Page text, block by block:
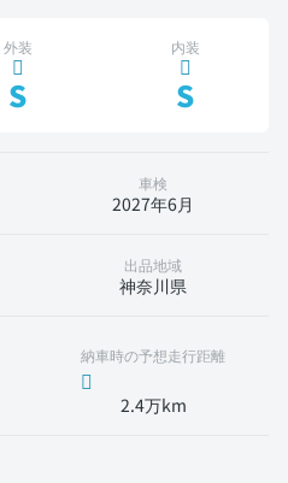
外装
S
内装
S
車検
2027年6月
出品地域
神奈川県
納車時の予想走行距離
2.4万km